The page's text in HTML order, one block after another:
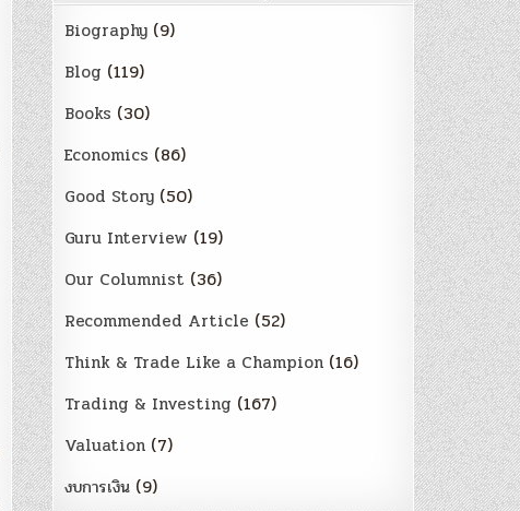
Biography (9)
Blog (119)
Books (30)
Economics (86)
Good Story (50)
Guru Interview (19)
Our Columnist (36)
Recommended Article (52)
Think & Trade Like a Champion (16)
Trading & Investing (167)
Valuation (7)
งบการเงิน (9)